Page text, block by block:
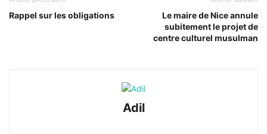
Rappel sur les obligations
Le maire de Nice annule
subitement le projet de
centre culturel musulman
Adil